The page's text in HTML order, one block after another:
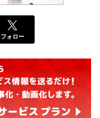
フォロー